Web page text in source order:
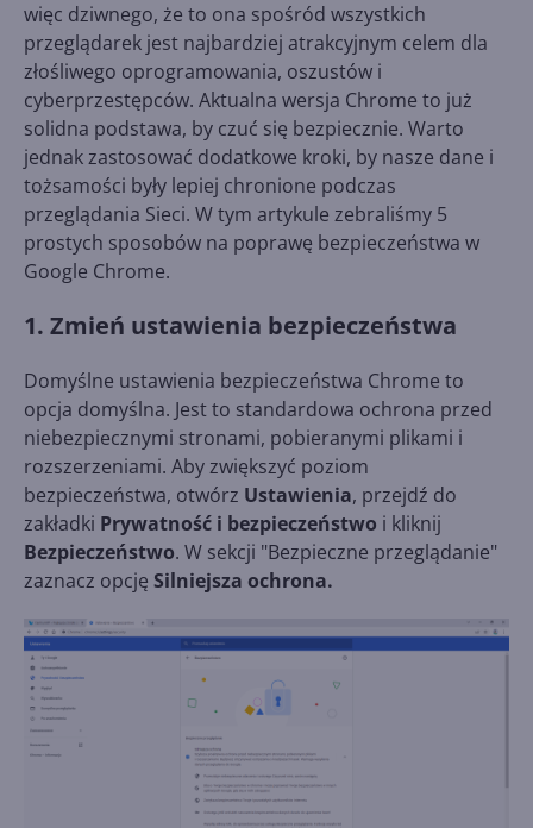
więc dziwnego, że to ona spośród wszystkich
przeglądarek jest najbardziej atrakcyjnym celem dla
złośliwego oprogramowania, oszustów i
cyberprzestępców. Aktualna wersja Chrome to już
solidna podstawa, by czuć się bezpiecznie. Warto
jednak zastosować dodatkowe kroki, by nasze dane i
tożsamości były lepiej chronione podczas
przeglądania Sieci. W tym artykule zebraliśmy 5
prostych sposobów na poprawę bezpieczeństwa w
Google Chrome.
1. Zmień ustawienia bezpieczeństwa
Domyślne ustawienia bezpieczeństwa Chrome to
opcja domyślna. Jest to standardowa ochrona przed
niebezpiecznymi stronami, pobieranymi plikami i
rozszerzeniami. Aby zwiększyć poziom
bezpieczeństwa, otwórz Ustawienia, przejdź do
zakładki Prywatność i bezpieczeństwo i kliknij
Bezpieczeństwo. W sekcji "Bezpieczne przeglądanie"
zaznacz opcję Silniejsza ochrona.